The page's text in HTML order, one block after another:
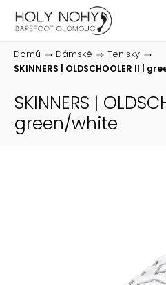
Domů / Dámské / Tenisky /
SKINNERS | OLDSCHOOLER II |
SKINNERS |
green/white